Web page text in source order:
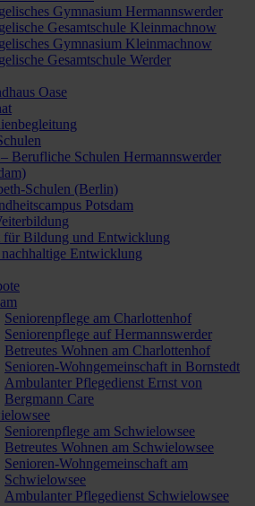
Gymnasium Hermannswerder
Gesamtschule Kleinmachnow
Gymnasium Kleinmachnow
Gesamtschule Werder
Oase
Berufliche Schulen Hermannswerder
Schulen (Berlin)
Potsdam
für Bildung und Entwicklung
Entwicklung
Seniorenpflege am Charlottenhof
Seniorenpflege auf Hermannswerder
Betreutes Wohnen am Charlottenhof
Senioren-Wohngemeinschaft in Bornstedt
Ambulanter Pflegedienst Ernst von
Bergmann Care
Seniorenpflege am Schwielowsee
Betreutes Wohnen am Schwielowsee
Senioren-Wohngemeinschaft am
Schwielowsee
Ambulanter Pflegedienst Schwielowsee